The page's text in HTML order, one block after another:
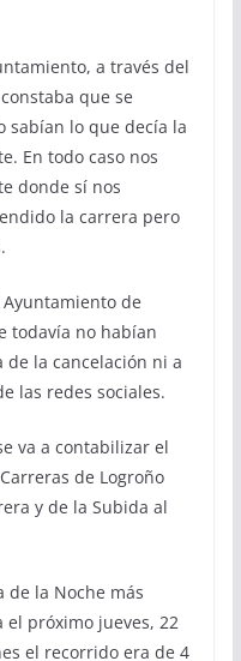
a través del
que se
sabían lo que decía la
En todo caso nos
donde sí nos
la carrera pero
de
todavía no habían
la cancelación ni a
las redes sociales.
va a contabilizar el
de Logroño
y de la Subida al
de la Noche más
próximo jueves, 22
el recorrido era de 4